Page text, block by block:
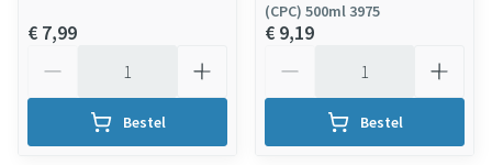
€ 7,99
Bestel
(CPC) 500ml 3975
€ 9,19
Bestel